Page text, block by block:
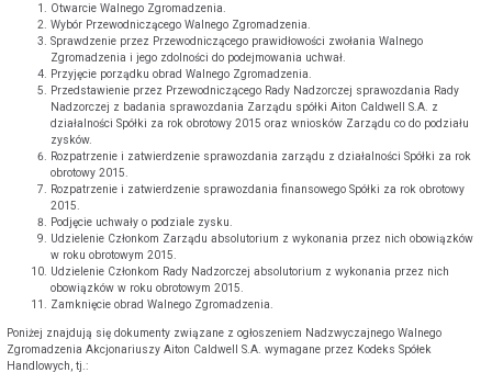
Otwarcie Walnego Zgromadzenia.
Wybór Przewodniczącego Walnego Zgromadzenia.
Sprawdzenie przez Przewodniczącego prawidłowości zwołania Walnego
Zgromadzenia i jego zdolności do podejmowania uchwał.
Przyjęcie porządku obrad Walnego Zgromadzenia.
Przedstawienie przez Przewodniczącego Rady Nadzorczej sprawozdania Rady
Nadzorczej z badania sprawozdania Zarządu spółki Aiton Caldwell S.A. z
działalności Spółki za rok obrotowy 2015 oraz wniosków Zarządu co do podziału
zysków.
Rozpatrzenie i zatwierdzenie sprawozdania zarządu z działalności Spółki za rok
obrotowy 2015.
Rozpatrzenie i zatwierdzenie sprawozdania finansowego Spółki za rok obrotowy
2015.
Podjęcie uchwały o podziale zysku.
Udzielenie Członkom Zarządu absolutorium z wykonania przez nich obowiązków
w roku obrotowym 2015.
Udzielenie Członkom Rady Nadzorczej absolutorium z wykonania przez nich
obowiązków w roku obrotowym 2015.
Zamknięcie obrad Walnego Zgromadzenia.
Poniżej znajdują się dokumenty związane z ogłoszeniem Nadzwyczajnego Walnego
Zgromadzenia Akcjonariuszy Aiton Caldwell S.A. wymagane przez Kodeks Spółek
Handlowych, tj.: